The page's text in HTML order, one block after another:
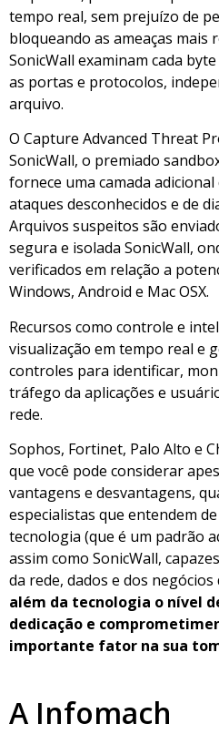
tempo real, sem prejuízo de
bloqueando as ameaças mais
SonicWall examinam cada
as portas e protocolos,
arquivo.
O Capture Advanced Threat
SonicWall, o premiado
fornece uma camada
ataques desconhecidos e de
Arquivos suspeitos são
segura e isolada SonicWall,
verificados em relação a
Windows, Android e Mac OSX.
Recursos como controle e
visualização em tempo real e
controles para identificar,
tráfego da aplicações e
rede.
Sophos, Fortinet, Palo Alto e
que você pode considerar
vantagens e desvantagens,
especialistas que entendem
tecnologia (que é um padrão
assim como SonicWall,
da rede, dados e dos negócios
além da tecnologia o nível
dedicação e
importante fator na sua
A Infomach